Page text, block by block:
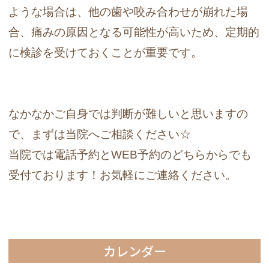
ような場合は、他の歯や咬み合わせが崩れた場
合、痛みの原因となる可能性が高いため、定期的
に検診を受けておくことが重要です。
なかなかご自身では判断が難しいと思いますの
で、まずは当院へご相談ください☆
当院では電話予約とWEB予約のどちらからでも
受付ております！お気軽にご連絡ください。
カレンダー